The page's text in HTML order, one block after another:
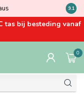
Kom
9.1
tas bij besteding vanaf
0